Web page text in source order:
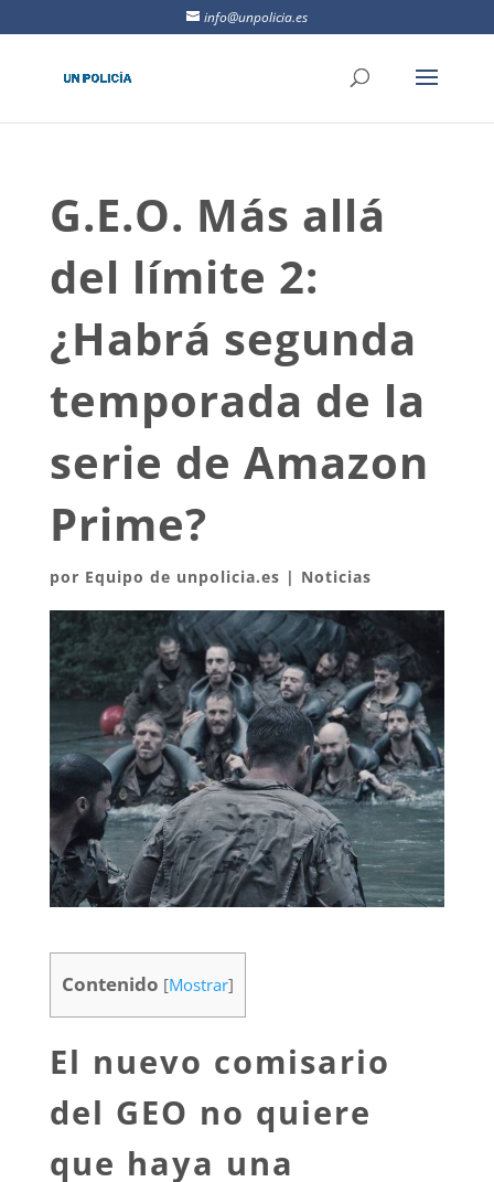
info@unpolicia.es
G.E.O. Más allá
del límite 2:
¿Habrá segunda
temporada de la
serie de Amazon
Prime?
por Equipo de unpolicia.es | Noticias
Contenido [Mostrar]
El nuevo comisario
del GEO no quiere
que haya una